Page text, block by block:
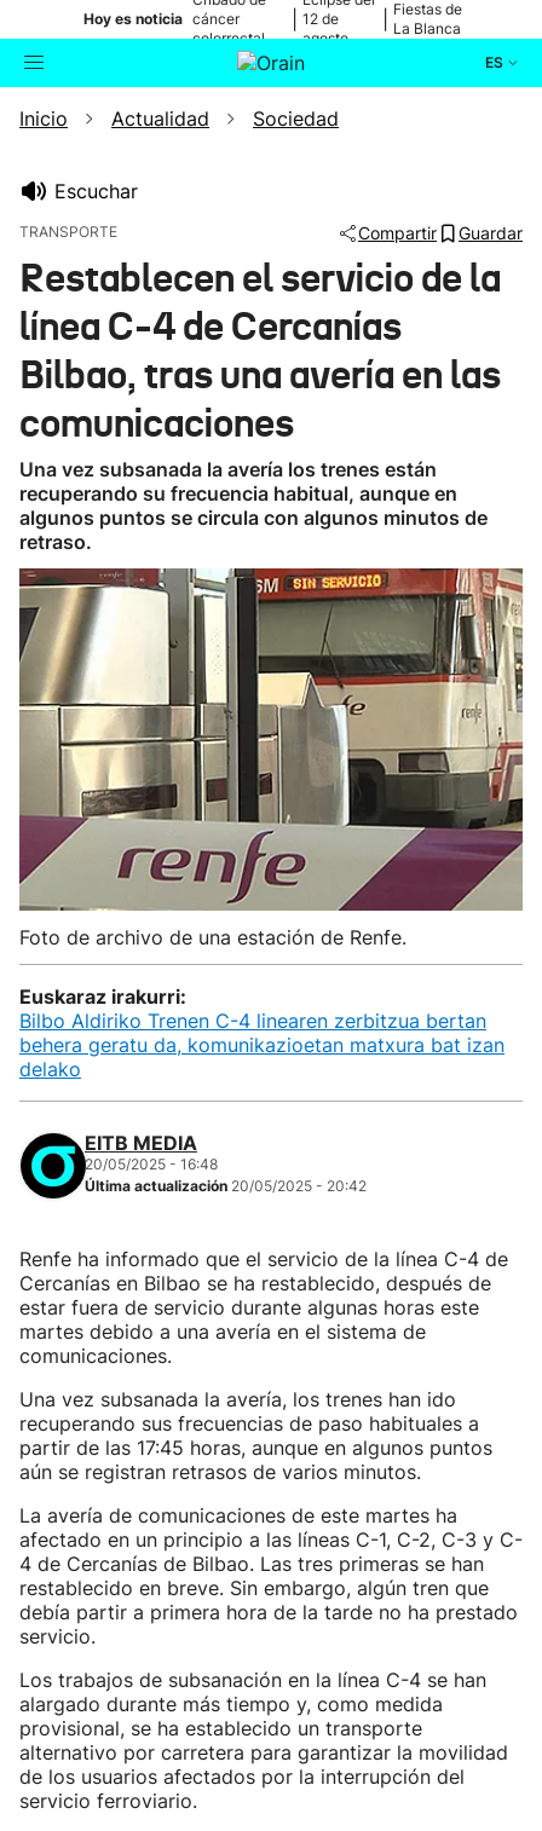
Hoy es noticia cáncer
colorrectal
12 de
agosto
Fiestas de
La Blanca
ES
Buscador Actualidad
Ikusmiran
Eguraldia
Inicio Actualidad Sociedad
Escuchar
TRANSPORTE Compartir Guardar
Restablecen el servicio de la
línea C-4 de Cercanías
Bilbao, tras una avería en las
comunicaciones
Una vez subsanada la avería los trenes están
recuperando su frecuencia habitual, aunque en
algunos puntos se circula con algunos minutos de
retraso.
Foto de archivo de una estación de Renfe.
Euskaraz irakurri:
Bilbo Aldiriko Trenen C-4 linearen zerbitzua bertan
behera geratu da, komunikazioetan matxura bat izan
delako
EITB MEDIA
20/05/2025 - 16:48
Última actualización 20/05/2025 - 20:42
Renfe ha informado que el servicio de la línea C-4 de
Cercanías en Bilbao se ha restablecido, después de
estar fuera de servicio durante algunas horas este
martes debido a una avería en el sistema de
comunicaciones.
Una vez subsanada la avería, los trenes han ido
recuperando sus frecuencias de paso habituales a
partir de las 17:45 horas, aunque en algunos puntos
aún se registran retrasos de varios minutos.
La avería de comunicaciones de este martes ha
afectado en un principio a las líneas C-1, C-2, C-3 y C-
4 de Cercanías de Bilbao. Las tres primeras se han
restablecido en breve. Sin embargo, algún tren que
debía partir a primera hora de la tarde no ha prestado
servicio.
Los trabajos de subsanación en la línea C-4 se han
alargado durante más tiempo y, como medida
provisional, se ha establecido un transporte
alternativo por carretera para garantizar la movilidad
de los usuarios afectados por la interrupción del
servicio ferroviario.